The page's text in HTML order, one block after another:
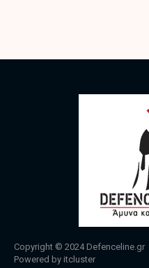
Copyright © 2024 Defenceline.gr
Powered by itcluster